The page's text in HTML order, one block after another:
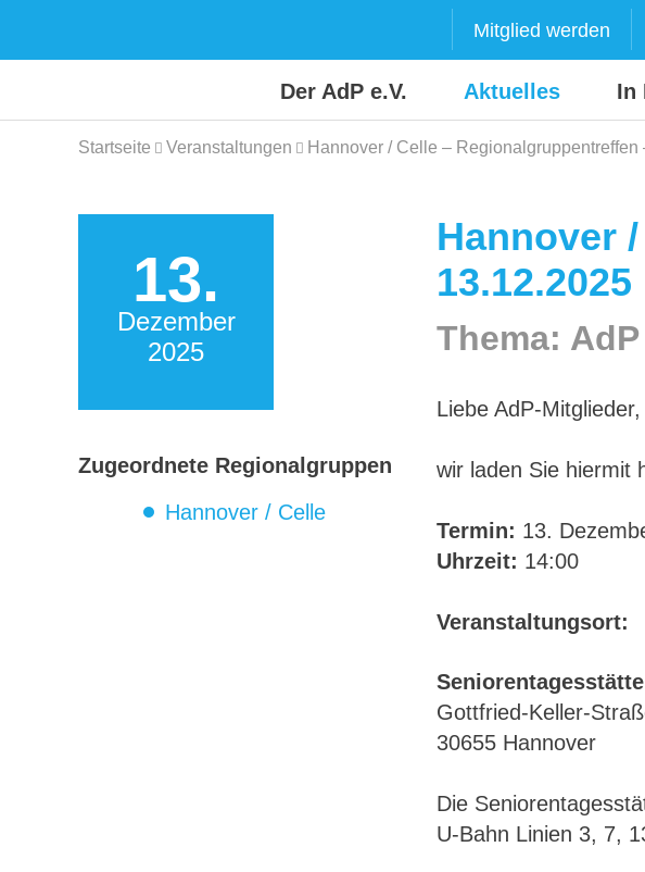
Mitglied werden
Der AdP e.V. Aktuelles In
Startseite Veranstaltungen Hannover / Celle – Regionalgruppentreffen
13.
Dezember
2025
Zugeordnete Regionalgruppen
Hannover / Celle
Hannover
13.12.2025
Thema:
Liebe AdP-
wir laden Sie hiermit
Termin: 13.
Uhrzeit: 14:00
Veranstaltungsort:
Seniorentagesstätte
Gottfried-Keller-
30655 Hannover
Die
U-Bahn Linien 3, 7,